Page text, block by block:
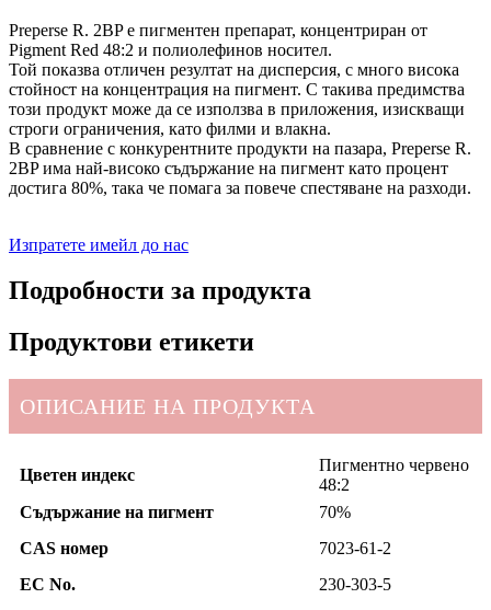
Preperse R. 2BP е пигментен препарат, концентриран от
Pigment Red 48:2 и полиолефинов носител.
Той показва отличен резултат на дисперсия, с много висока
стойност на концентрация на пигмент. С такива предимства
този продукт може да се използва в приложения, изискващи
строги ограничения, като филми и влакна.
В сравнение с конкурентните продукти на пазара, Preperse R.
2BP има най-високо съдържание на пигмент като процент
достига 80%, така че помага за повече спестяване на разходи.
Изпратете имейл до нас
Подробности за продукта
Продуктови етикети
ОПИСАНИЕ НА ПРОДУКТА
Цветен индекс
Пигментно червено
48:2
Съдържание на пигмент
70%
CAS номер
7023-61-2
EC No.
230-303-5